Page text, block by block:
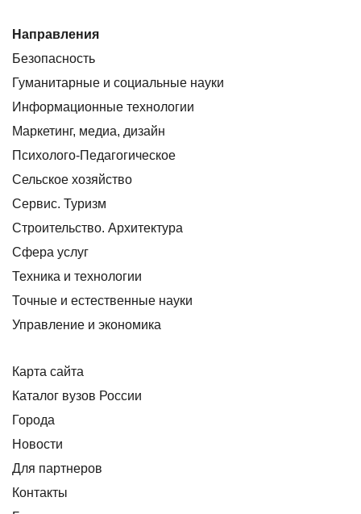
Направления
Безопасность
Гуманитарные и социальные науки
Информационные технологии
Маркетинг, медиа, дизайн
Психолого-Педагогическое
Сельское хозяйство
Сервис. Туризм
Строительство. Архитектура
Сфера услуг
Техника и технологии
Точные и естественные науки
Управление и экономика
Карта сайта
Каталог вузов России
Города
Новости
Для партнеров
Контакты